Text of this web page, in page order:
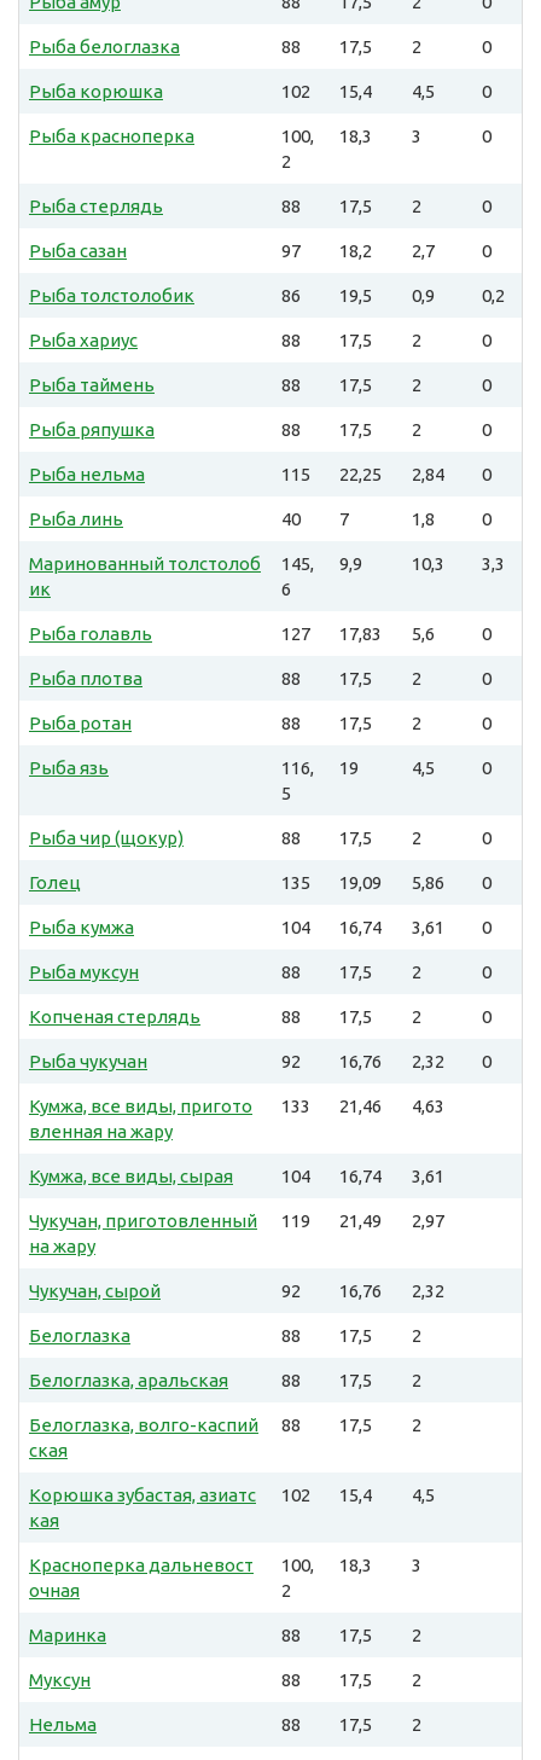
Рыба белоглазка 88 17,5 2 0
Рыба корюшка 102 15,4 4,5 0
Рыба красноперка
100,
2
18,3 3 0
Рыба стерлядь 88 17,5 2 0
Рыба сазан 97 18,2 2,7 0
Рыба толстолобик 86 19,5 0,9 0,2
Рыба хариус 88 17,5 2 0
Рыба таймень 88 17,5 2 0
Рыба ряпушка 88 17,5 2 0
Рыба нельма 115 22,25 2,84 0
Рыба линь 40 7 1,8 0
Маринованный толстолоб
ик
145,
6
9,9 10,3 3,3
Рыба голавль 127 17,83 5,6 0
Рыба плотва 88 17,5 2 0
Рыба ротан 88 17,5 2 0
Рыба язь
116,
5
19 4,5 0
Рыба чир (щокур) 88 17,5 2 0
Голец 135 19,09 5,86 0
Рыба кумжа 104 16,74 3,61 0
Рыба муксун 88 17,5 2 0
Копченая стерлядь 88 17,5 2 0
Рыба чукучан 92 16,76 2,32 0
Кумжа, все виды, пригото
вленная на жару
133 21,46 4,63
Кумжа, все виды, сырая 104 16,74 3,61
Чукучан, приготовленный
на жару
119 21,49 2,97
Чукучан, сырой 92 16,76 2,32
Белоглазка 88 17,5 2
Белоглазка, аральская 88 17,5 2
Белоглазка, волго-каспий
ская
88 17,5 2
Корюшка зубастая, азиатс
кая
102 15,4 4,5
Красноперка дальневост
очная
100,
2
18,3 3
Маринка 88 17,5 2
Муксун 88 17,5 2
Нельма 88 17,5 2